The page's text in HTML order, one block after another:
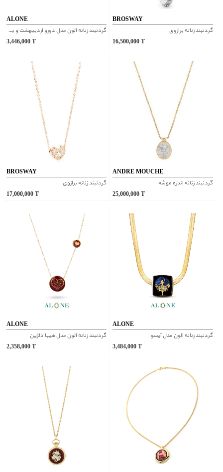
ALONE
گردنبند زنانه الون مدل دورو اردیبهشت و بته جقه
3,446,000
BROSWAY
گردنبند زنانه برازوی
16,500,000
BROSWAY
گردنبند زنانه برازوی
17,000,000
ANDRE MOUCHE
گردنبند زنانه اندره موشه
25,000,000
ALONE
گردنبند زنانه الون مدل هیبا دلژین
2,358,000
ALONE
گردنبند زنانه الون مدل آیسو
3,484,000